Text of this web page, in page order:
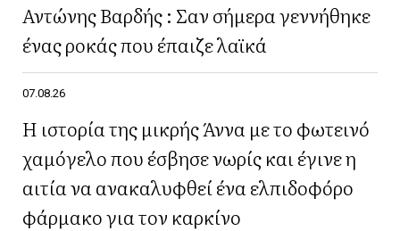
Αντώνης Βαρδής : Σαν σήμερα γεννήθηκε
ένας ροκάς που έπαιζε λαϊκά
07.08.26
Η ιστορία της μικρής Άννα με το φωτεινό
χαμόγελο που έσβησε νωρίς και έγινε η
αιτία να ανακαλυφθεί ένα ελπιδοφόρο
φάρμακο για τον καρκίνο